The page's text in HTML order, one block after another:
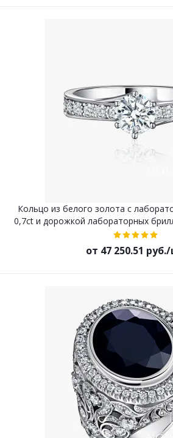
Кольцо из белого золота с
0,7ct и дорожкой лабораторных
от 47 250.51